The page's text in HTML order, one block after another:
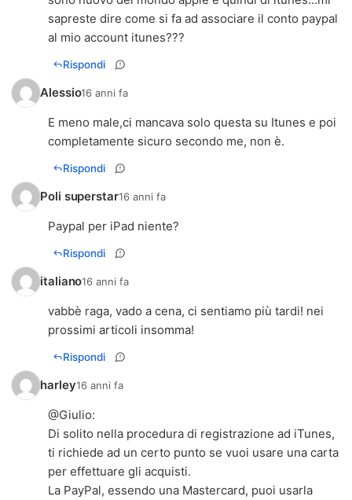
sapreste dire come si fa ad associare il conto paypal
al mio account itunes???
Rispondi
Alessio16 anni fa
E meno male,ci mancava solo questa su Itunes e poi
completamente sicuro secondo me, non è.
Rispondi
Poli superstar16 anni fa
Paypal per iPad niente?
Rispondi
italiano16 anni fa
vabbè raga, vado a cena, ci sentiamo più tardi! nei
prossimi articoli insomma!
Rispondi
harley16 anni fa
@Giulio:
Di solito nella procedura di registrazione ad iTunes,
ti richiede ad un certo punto se vuoi usare una carta
per effettuare gli acquisti.
La PayPal, essendo una Mastercard, puoi usarla